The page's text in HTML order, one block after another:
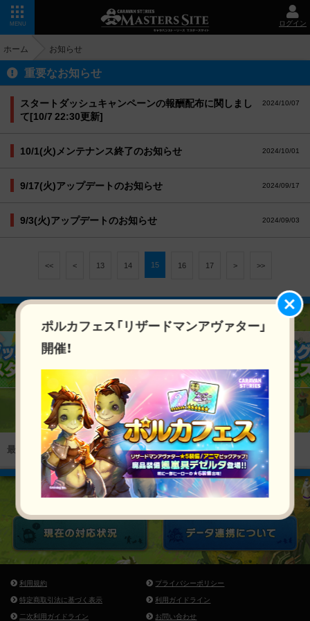
MENU ログイン
ホーム お知らせ
重要なお知らせ
スタートダッシュキャンペーンの報酬配布に関しまし
て[10/7 22:30更新]
2024/10/07
10/1(火)メンテナンス終了のお知らせ 2024/10/01
9/17(火)アップデートのお知らせ 2024/09/17
9/3(火)アップデートのお知らせ 2024/09/03
<< < 13 14 15 16 17 > >>
最新のお知らせ お知らせ アップデート イベント
利用規約
プライバシーポリシー
特定商取引法に基づく表示
利用ガイドライン
二次利用ガイドライン
お問い合わせ
ポルカフェス「リザードマンアヴァター」
開催！